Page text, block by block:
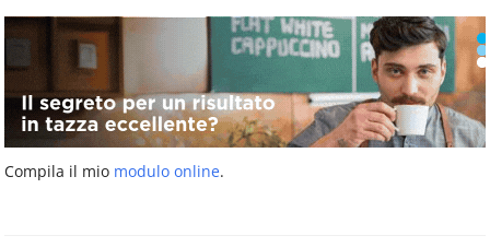
Compila il mio modulo online.